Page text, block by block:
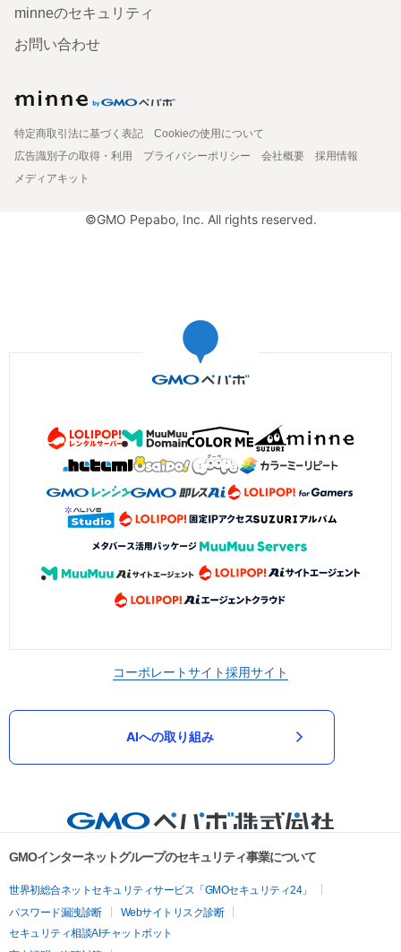
minneのセキュリティ
お問い合わせ
特定商取引法に基づく表記
Cookieの使用について
広告識別子の取得・利用
プライバシーポリシー 会社概要
採用情報
メディアキット
©GMO Pepabo, Inc. All rights reserved.
コーポレートサイト採用サイト
AIへの取り組み
GMOインターネットグループのセキュリティ事業について
世界初総合ネットセキュリティサービス「GMOセキュリティ24」
パスワード漏洩診断
Webサイトリスク診断
セキュリティ相談AIチャットボット